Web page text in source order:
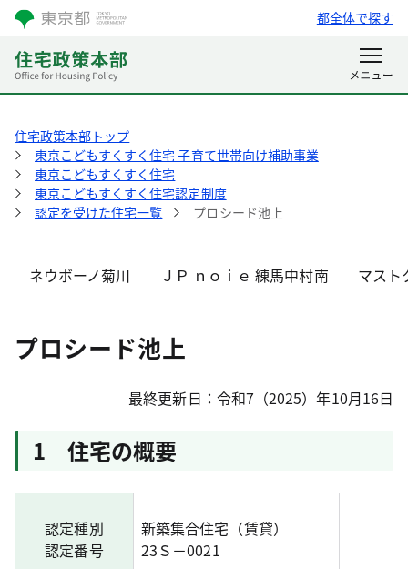
都全体で探す
住宅政策本部トップ
東京こどもすくすく住宅 子育て世帯向け補助事業
東京こどもすくすく住宅
東京こどもすくすく住宅認定制度
認定を受けた住宅一覧
プロシード池上
ネウボーノ菊川 ＪＰ ｎｏｉｅ 練馬中村南 マスト
プロシード池上
最終更新日：令和7（2025）年10月16日
1 住宅の概要
認定種別
認定番号
新築集合住宅（賃貸）
23Ｓ－0021